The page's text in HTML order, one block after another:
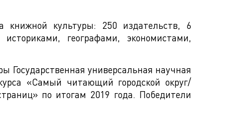
книжной культуры: 250 издательств, 6
географами, экономистами,
Государственная универсальная научная
«Самый читающий городской округ/
по итогам 2019 года. Победители